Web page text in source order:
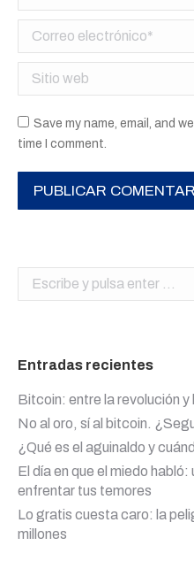
Correo electrónico *
Sitio web
Save my name, email, and
time I comment.
PUBLICAR
Buscar:
Entradas recientes
Bitcoin: entre la revolución y
No al oro, sí al bitcoin.
¿Qué es el aguinaldo y
El día en que el miedo
enfrentar tus temores
Lo gratis cuesta caro: la
millones